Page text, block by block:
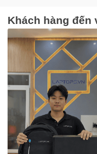
Khách hàng đến